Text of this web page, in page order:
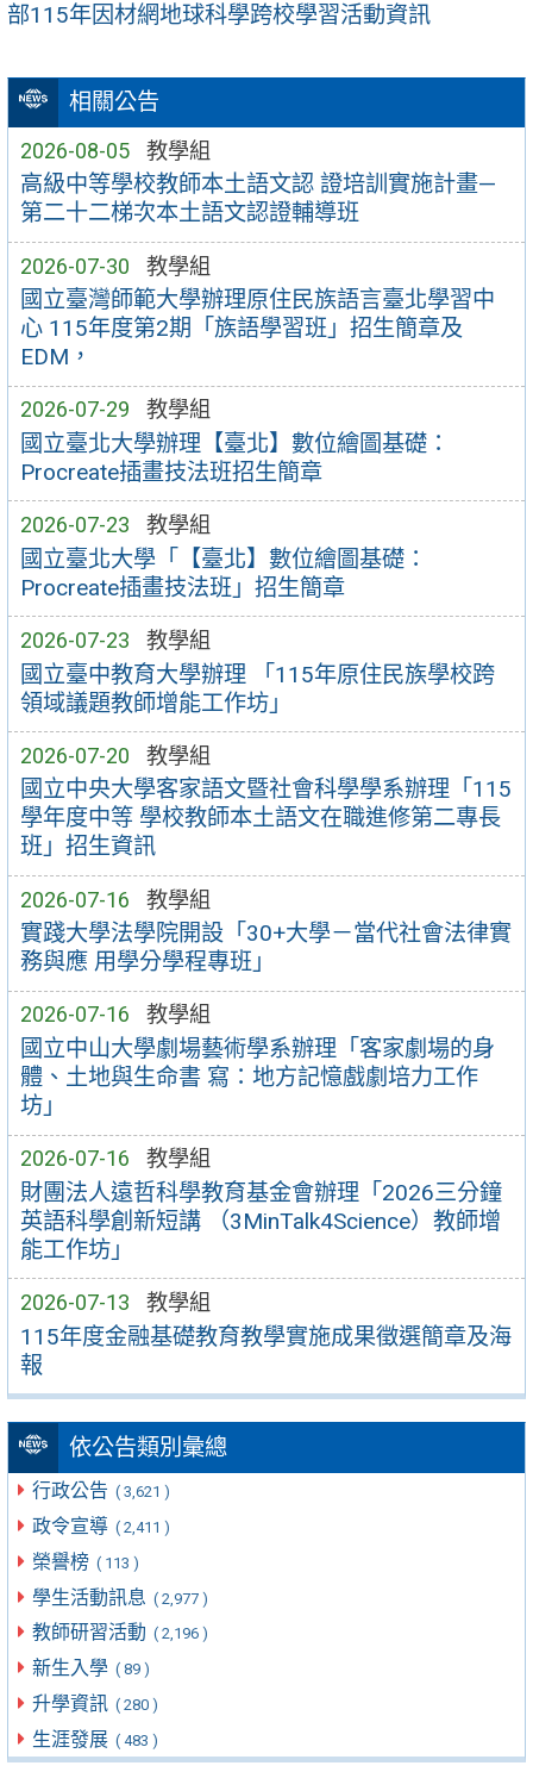
相關公告
2026-08-05 教學組
高級中等學校教師本土語文認 證培訓實施計畫—
第二十二梯次本土語文認證輔導班
2026-07-30 教學組
國立臺灣師範大學辦理原住民族語言臺北學習中
心 115年度第2期「族語學習班」招生簡章及
EDM，
2026-07-29 教學組
國立臺北大學辦理【臺北】數位繪圖基礎：
Procreate插畫技法班招生簡章
2026-07-23 教學組
國立臺北大學「【臺北】數位繪圖基礎：
Procreate插畫技法班」招生簡章
2026-07-23 教學組
國立臺中教育大學辦理 「115年原住民族學校跨
領域議題教師增能工作坊」
2026-07-20 教學組
國立中央大學客家語文暨社會科學學系辦理「115
學年度中等 學校教師本土語文在職進修第二專長
班」招生資訊
2026-07-16 教學組
實踐大學法學院開設「30+大學－當代社會法律實
務與應 用學分學程專班」
2026-07-16 教學組
國立中山大學劇場藝術學系辦理「客家劇場的身
體、土地與生命書 寫：地方記憶戲劇培力工作
坊」
2026-07-16 教學組
財團法人遠哲科學教育基金會辦理「2026三分鐘
英語科學創新短講 （3MinTalk4Science）教師增
能工作坊」
2026-07-13 教學組
115年度金融基礎教育教學實施成果徵選簡章及海
報
依公告類別彙總
行政公告 ( 3,621 )
政令宣導 ( 2,411 )
榮譽榜 ( 113 )
學生活動訊息 ( 2,977 )
教師研習活動 ( 2,196 )
新生入學 ( 89 )
升學資訊 ( 280 )
生涯發展 ( 483 )
部115年因材網地球科學跨校學習活動資訊